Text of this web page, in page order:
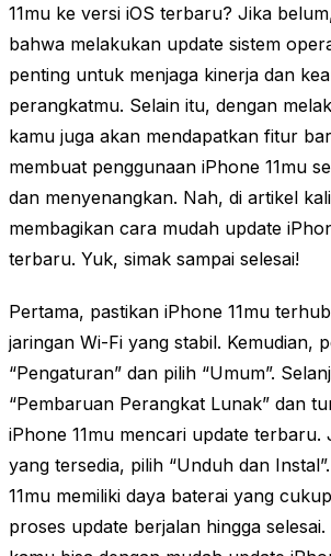
11mu ke versi iOS terbaru? Jika
bahwa melakukan update sistem
penting untuk menjaga kinerja dan
perangkatmu. Selain itu, dengan
kamu juga akan mendapatkan fitur
membuat penggunaan iPhone 11mu
dan menyenangkan. Nah, di artikel
membagikan cara mudah update
terbaru. Yuk, simak sampai selesai!
Pertama, pastikan iPhone 11mu
jaringan Wi-Fi yang stabil. Kemudian,
“Pengaturan” dan pilih “Umum”.
“Pembaruan Perangkat Lunak” dan
iPhone 11mu mencari update terbaru.
yang tersedia, pilih “Unduh dan
11mu memiliki daya baterai yang
proses update berjalan hingga